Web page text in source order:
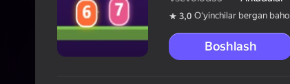
3,0 Oʻyinchilar bergan baho
Boshlash